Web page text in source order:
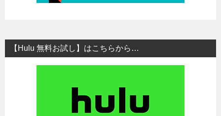
【Hulu 無料お試し】はこちらから…